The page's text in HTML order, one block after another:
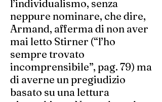
l’individualismo, senza
neppure nominare, che dire,
Armand, afferma di non aver
mai letto Stirner (“l’ho
sempre trovato
incomprensibile”, pag. 79) ma
di averne un pregiudizio
basato su una lettura